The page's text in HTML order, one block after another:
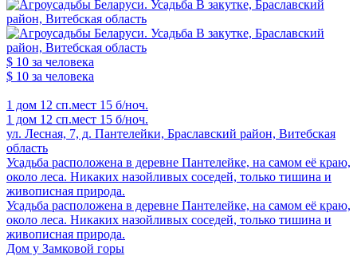
$ 10 за человека
$ 10 за человека
1 дом 12 сп.мест 15 б/ноч.
1 дом 12 сп.мест 15 б/ноч.
ул. Лесная, 7, д. Пантелейки, Браславский район, Витебская
область
Усадьба расположена в деревне Пантелейке, на самом её краю,
около леса. Никаких назойливых соседей, только тишина и
живописная природа.
Усадьба расположена в деревне Пантелейке, на самом её краю,
около леса. Никаких назойливых соседей, только тишина и
живописная природа.
Дом у Замковой горы